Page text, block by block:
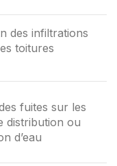
des infiltrations
toitures
fuites sur les
distribution ou
d’eau